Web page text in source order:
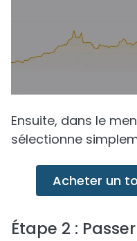
Ensuite, dans le
sélectionne
Acheter un
Étape 2 :